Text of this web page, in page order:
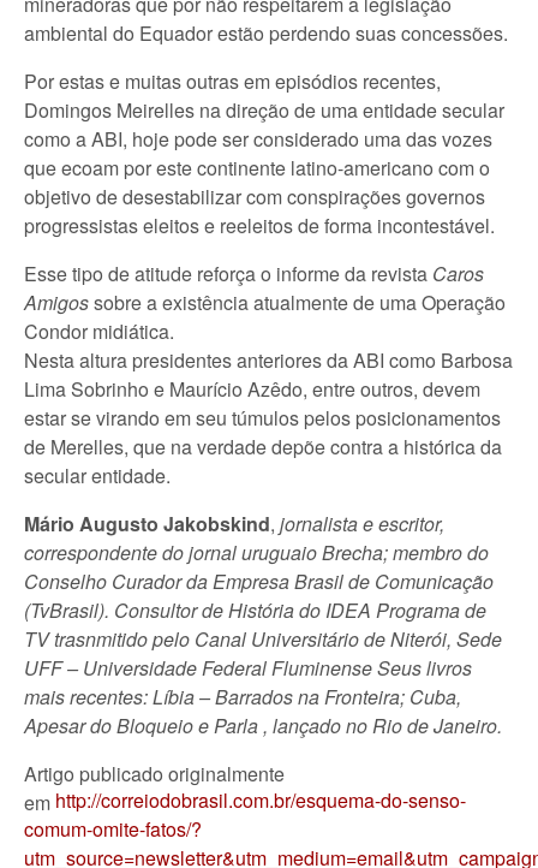
ambiental do Equador estão perdendo suas concessões.
Por estas e muitas outras em episódios recentes,
Domingos Meirelles na direção de uma entidade secular
como a ABI, hoje pode ser considerado uma das vozes
que ecoam por este continente latino-americano com o
objetivo de desestabilizar com conspirações governos
progressistas eleitos e reeleitos de forma incontestável.
Esse tipo de atitude reforça o informe da revista Caros
Amigossobre a existência atualmente de uma Operação
Condor midiática.
Nesta altura presidentes anteriores da ABI como Barbosa
Lima Sobrinho e Maurício Azêdo, entre outros, devem
estar se virando em seu túmulos pelos posicionamentos
de Merelles, que na verdade depõe contra a histórica da
secular entidade.
Mário Augusto Jakobskind, jornalista e escritor,
correspondente do jornal uruguaio Brecha; membro do
Conselho Curador da Empresa Brasil de Comunicação
(TvBrasil). Consultor de História do IDEA Programa de
TV trasnmitido pelo Canal Universitário de Niterói, Sede
UFF – Universidade Federal Fluminense Seus livros
mais recentes: Líbia – Barrados na Fronteira; Cuba,
Apesar do Bloqueio e Parla , lançado no Rio de Janeiro.
Artigo publicado originalmente
em http://correiodobrasil.com.br/esquema-do-senso-
comum-omite-fatos/?